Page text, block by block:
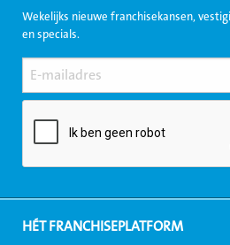
Wekelijks nieuwe franchisekansen,
en specials.
HÉT FRANCHISEPLATFORM